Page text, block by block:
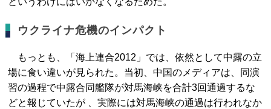
ウクライナ危機のインパクト
もっとも、「海上連合2012」では、依然として中露の立
場に食い違いが見られた。当初、中国のメディアは、同演
習の過程で中露合同艦隊が対馬海峡を合計3回通過するな
どと報じていたが 、実際には対馬海峡の通過は行われなか